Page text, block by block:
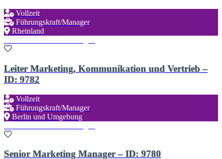
Vollzeit
Führungskraft/Manager
Rheinland
Leiter Marketing, Kommunikation und Vertrieb –
ID: 9782
Vollzeit
Führungskraft/Manager
Berlin und Umgebung
Senior Marketing Manager – ID: 9780